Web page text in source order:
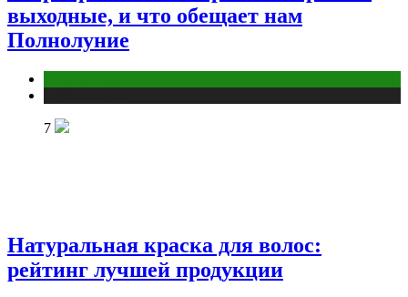
выходные, и что обещает нам
Полнолуние
7
Натуральная краска для волос:
рейтинг лучшей продукции